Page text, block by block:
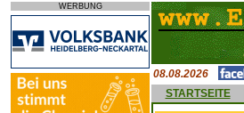
WERBUNG
08.08.2026
STARTSEITE